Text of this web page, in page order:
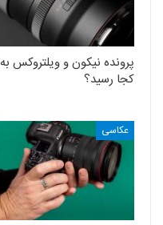
پرونده نیکون و ویلتروکس به
کجا رسید؟
عکاسی